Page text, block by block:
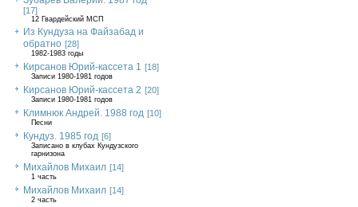
[17]
12 Гвардейский МСП
Из Кундуза на Файзабад и
обратно [28]
1982-1983 годы
Кирсанов Юрий-кассета 1 [18]
Записи 1980-1981 годов
Кирсанов Юрий-кассета 2 [20]
Записи 1980-1981 годов
Климнюк Андрей. 1988 год [10]
Песни
Кундуз. 1985 год [6]
Записано в клубах Кундузского
гарнизона
Михайлов Михаил [14]
1 часть
Михайлов Михаил [14]
2 часть